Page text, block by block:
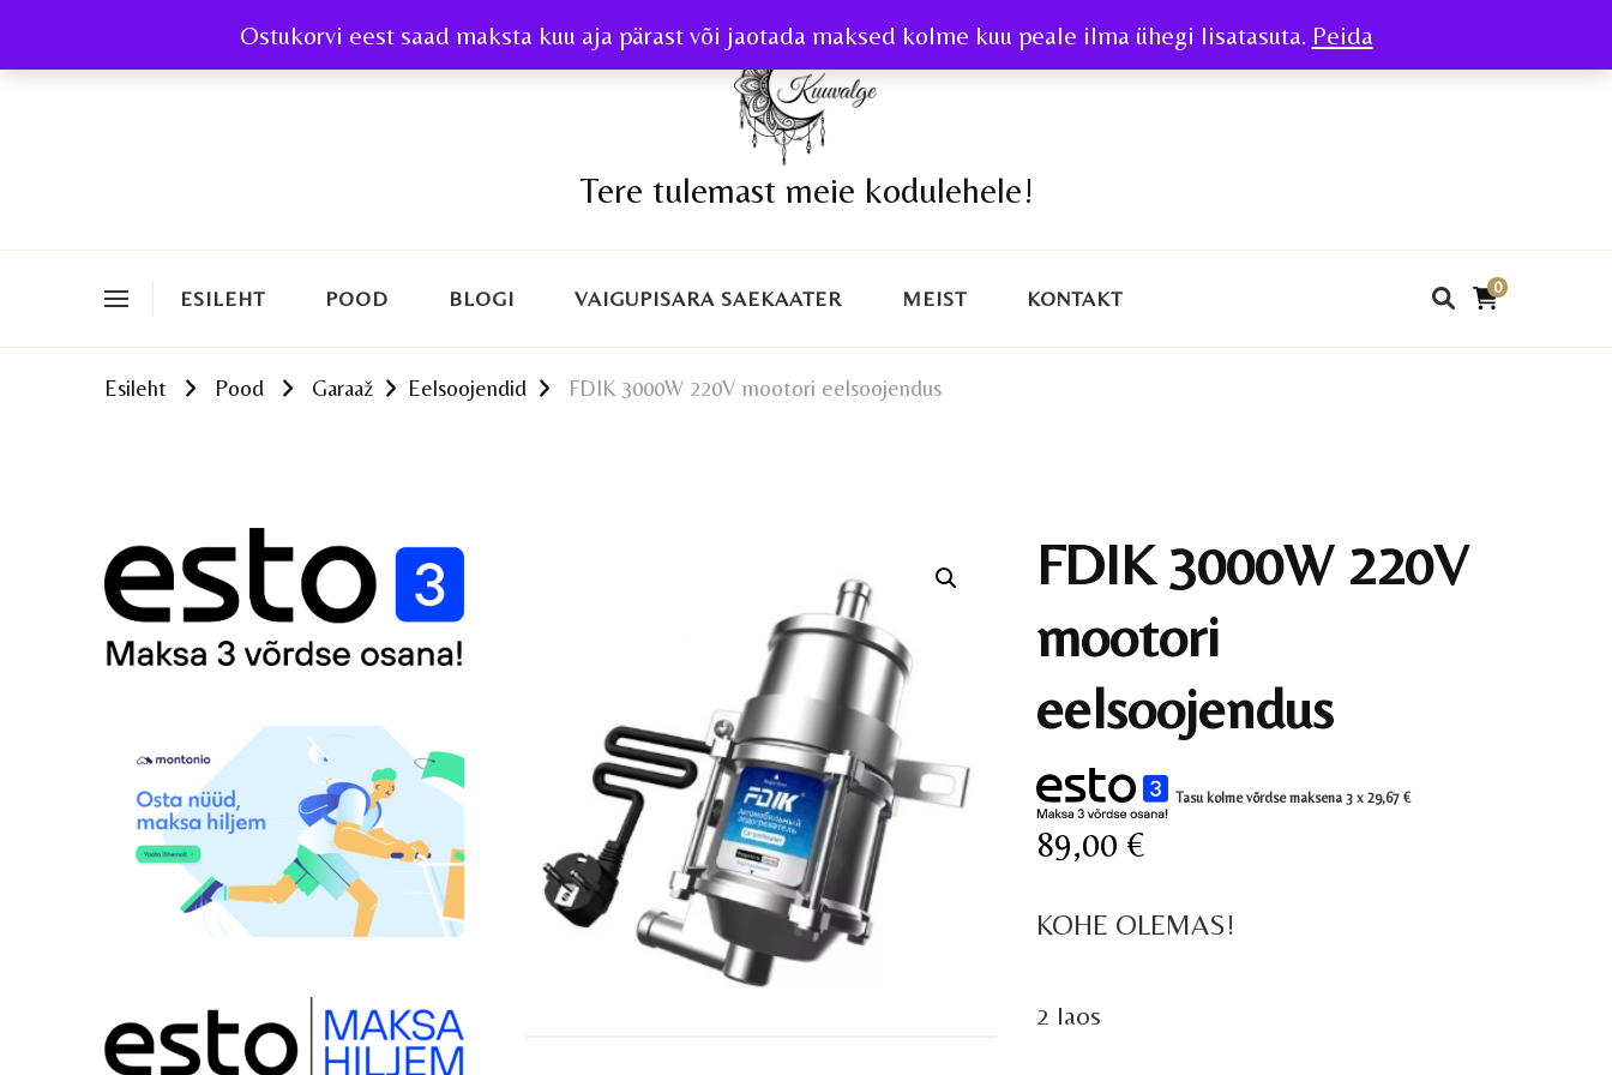
Ostukorvi eest saad maksta kuu aja pärast või jaotada maksed kolme kuu peale ilma ühegi lisatasuta. Peida
Tere tulemast meie kodulehele!
ESILEHT POOD BLOGI VAIGUPISARA SAEKAATER MEIST KONTAKT
0
Esileht Pood Garaaž Eelsoojendid FDIK 3000W 220V mootori eelsoojendus
FDIK 3000W 220V
mootori
eelsoojendus
Tasu kolme võrdse maksena 3 x 29,67 €
89,00 €
KOHE OLEMAS!
2 laos